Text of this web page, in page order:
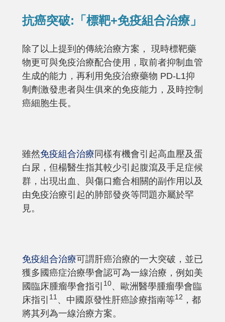
抗癌突破:「標靶+免疫組合治療」
除了以上提到的傳統治療方案， 現時標靶藥
物更可與免疫治療配合使用，取前者抑制血管
生成的能力，再利用免疫治療藥物 PD-L1抑
制劑激發患者與生俱來的免疫能力，及時控制
癌細胞生長。
雖然免疫組合治療 同樣有機會引起高血壓及蛋
白尿，但楊醫生指其較少引起腹瀉及手足症候
群，出現出血、與傷口癒合相關的副作用以及
由免疫治療引起的肺部發炎等問題亦屬於罕
見。
免疫組合治療可謂肝癌治療的一大突破，並已
獲多國癌症治療學會認可為一線治療，例如美
國臨床腫瘤學會指引
10、歐洲醫學腫瘤學會臨
床指引
11 、中國原發性肝癌診療指南等12 ，都
將其列為一線治療方案。